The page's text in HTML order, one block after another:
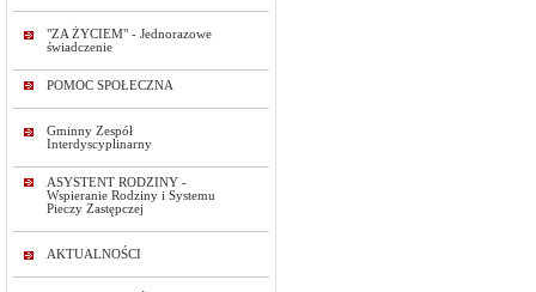
"ZA ŻYCIEM" - Jednorazowe
świadczenie
POMOC SPOŁECZNA
Gminny Zespół
Interdyscyplinarny
ASYSTENT RODZINY -
Wspieranie Rodziny i Systemu
Pieczy Zastępczej
AKTUALNOŚCI